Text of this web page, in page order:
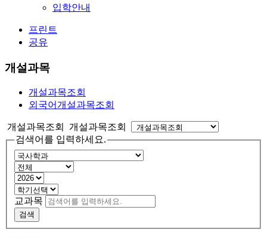
입학안내
프린트
공유
개설과목
개설과목조회
외국어개설과목조회
개설과목조회 개설과목조회
검색어를 입력하세요.
교과목
검색